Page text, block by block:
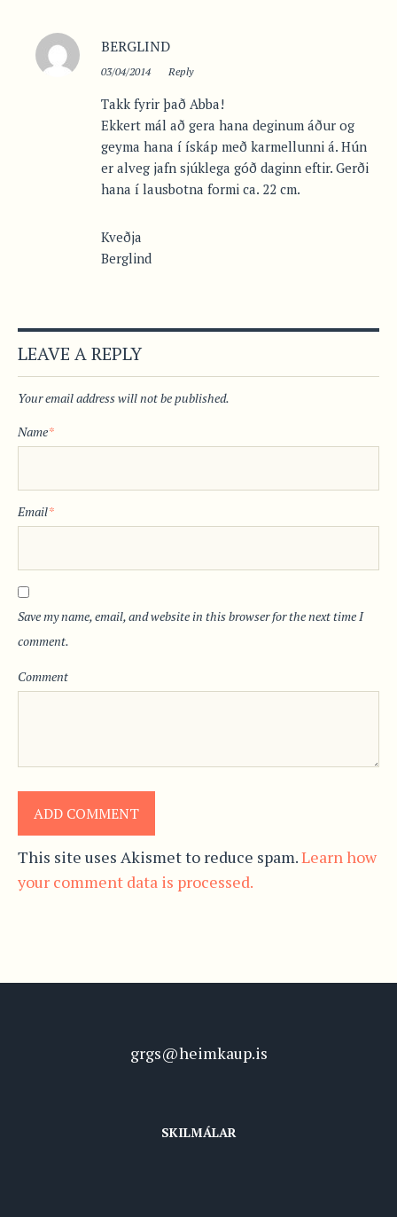
BERGLIND
03/04/2014 Reply
Takk fyrir það Abba!
Ekkert mál að gera hana deginum áður og
geyma hana í ískáp með karmellunni á. Hún
er alveg jafn sjúklega góð daginn eftir. Gerði
hana í lausbotna formi ca. 22 cm.
Kveðja
Berglind
LEAVE A REPLY
Your email address will not be published.
Name*
Email*
Save my name, email, and website in this browser for the next time I
comment.
Comment
This site uses Akismet to reduce spam.Learn how
your comment data is processed.
grgs@heimkaup.is
SKILMÁLAR